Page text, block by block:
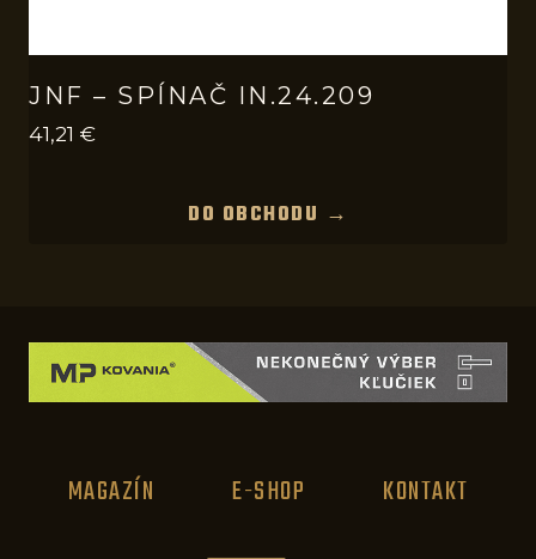
JNF – SPÍNAČ IN.24.209
41,21 €
DO OBCHODU →
MAGAZÍN E-SHOP KONTAKT